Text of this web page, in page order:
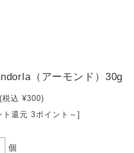
（アーモンド）30g
(税込 ¥300)
ト還元 3ポイント～]
個